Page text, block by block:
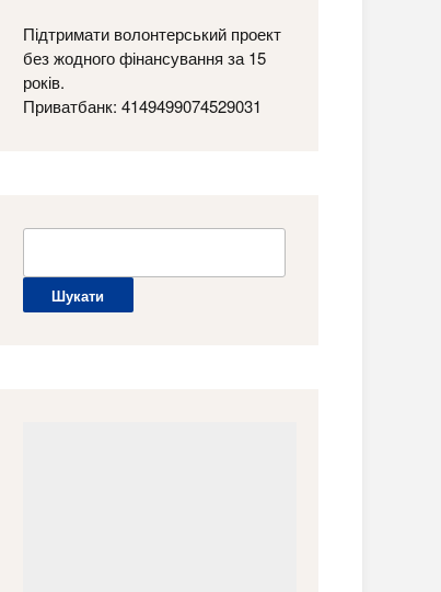
Підтримати волонтерський проект
без жодного фінансування за 15
років.
Приватбанк: 4149499074529031